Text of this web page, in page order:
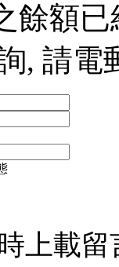
餘額
, 請電
上載